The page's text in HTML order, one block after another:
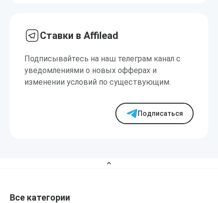
Ставки в Affilead
Подписывайтесь на наш телеграм канал с
уведомлениями о новых офферах и
изменении условий по существующим.
Подписаться
Все категории